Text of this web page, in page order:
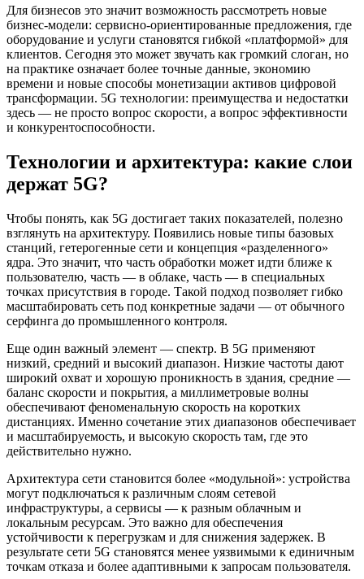
Для бизнесов это значит возможность рассмотреть новые
бизнес-модели: сервисно-ориентированные предложения, где
оборудование и услуги становятся гибкой «платформой» для
клиентов. Сегодня это может звучать как громкий слоган, но
на практике означает более точные данные, экономию
времени и новые способы монетизации активов цифровой
трансформации. 5G технологии: преимущества и недостатки
здесь — не просто вопрос скорости, а вопрос эффективности
и конкурентоспособности.
Технологии и архитектура: какие слои
держат 5G?
Чтобы понять, как 5G достигает таких показателей, полезно
взглянуть на архитектуру. Появились новые типы базовых
станций, гетерогенные сети и концепция «разделенного»
ядра. Это значит, что часть обработки может идти ближе к
пользователю, часть — в облаке, часть — в специальных
точках присутствия в городе. Такой подход позволяет гибко
масштабировать сеть под конкретные задачи — от обычного
серфинга до промышленного контроля.
Еще один важный элемент — спектр. В 5G применяют
низкий, средний и высокий диапазон. Низкие частоты дают
широкий охват и хорошую проникность в здания, средние —
баланс скорости и покрытия, а миллиметровые волны
обеспечивают феноменальную скорость на коротких
дистанциях. Именно сочетание этих диапазонов обеспечивает
и масштабируемость, и высокую скорость там, где это
действительно нужно.
Архитектура сети становится более «модульной»: устройства
могут подключаться к различным слоям сетевой
инфраструктуры, а сервисы — к разным облачным и
локальным ресурсам. Это важно для обеспечения
устойчивости к перегрузкам и для снижения задержек. В
результате сети 5G становятся менее уязвимыми к единичным
точкам отказа и более адаптивными к запросам пользователя.